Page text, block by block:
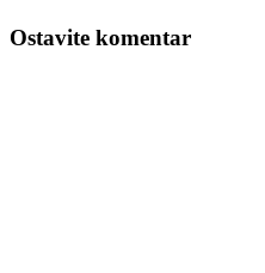
Ostavite komentar